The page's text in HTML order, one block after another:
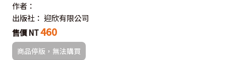
作者：
出版社： 迎欣有限公司
售價 NT460
商品停版，無法購買